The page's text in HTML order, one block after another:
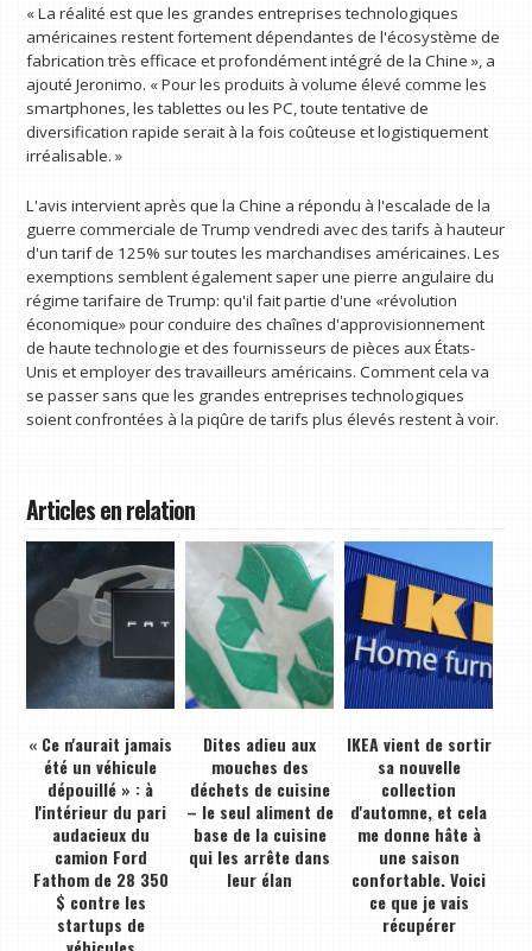
« La réalité est que les grandes entreprises technologiques
américaines restent fortement dépendantes de l'écosystème de
fabrication très efficace et profondément intégré de la Chine », a
ajouté Jeronimo. « Pour les produits à volume élevé comme les
smartphones, les tablettes ou les PC, toute tentative de
diversification rapide serait à la fois coûteuse et logistiquement
irréalisable. »
L'avis intervient après que la Chine a répondu à l'escalade de la
guerre commerciale de Trump vendredi avec des tarifs à hauteur
d'un tarif de 125% sur toutes les marchandises américaines. Les
exemptions semblent également saper une pierre angulaire du
régime tarifaire de Trump: qu'il fait partie d'une «révolution
économique» pour conduire des chaînes d'approvisionnement
de haute technologie et des fournisseurs de pièces aux États-
Unis et employer des travailleurs américains. Comment cela va
se passer sans que les grandes entreprises technologiques
soient confrontées à la piqûre de tarifs plus élevés restent à voir.
Articles en relation
« Ce n'aurait jamais
été un véhicule
dépouillé » : à
l'intérieur du pari
audacieux du
camion Ford
Fathom de 28 350
$ contre les
startups de
Dites adieu aux
mouches des
déchets de cuisine
– le seul aliment de
base de la cuisine
qui les arrête dans
leur élan
IKEA vient de sortir
sa nouvelle
collection
d'automne, et cela
me donne hâte à
une saison
confortable. Voici
ce que je vais
récupérer